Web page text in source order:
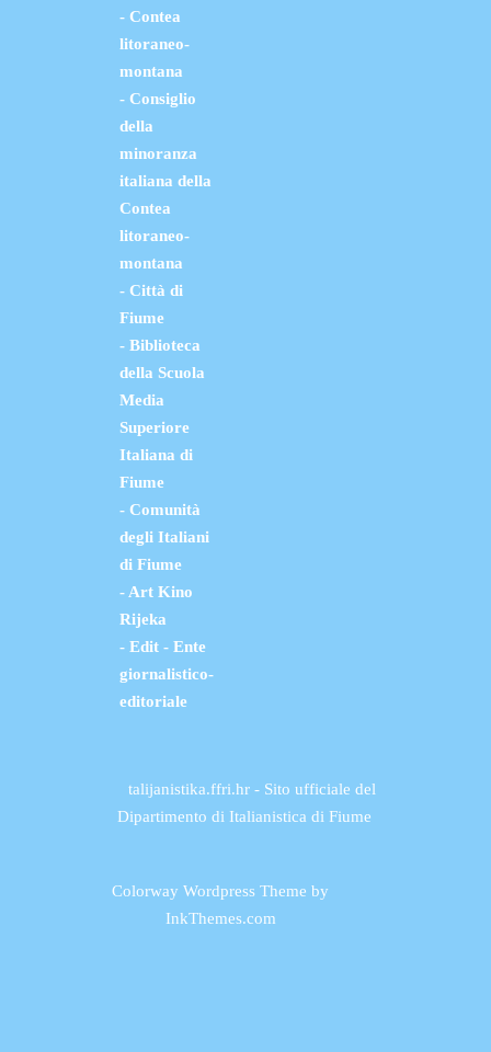
- Contea
litoraneo-
montana
- Consiglio
della
minoranza
italiana della
Contea
litoraneo-
montana
- Città di
Fiume
- Biblioteca
della Scuola
Media
Superiore
Italiana di
Fiume
- Comunità
degli Italiani
di Fiume
- Art Kino
Rijeka
- Edit - Ente
giornalistico-
editoriale
talijanistika.ffri.hr - Sito ufficiale del
Dipartimento di Italianistica di Fiume
Colorway Wordpress Theme by
InkThemes.com